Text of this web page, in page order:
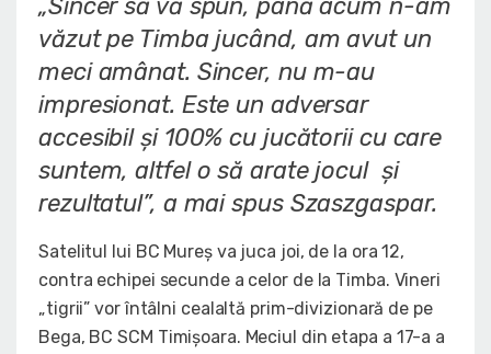
„Sincer să vă spun, până acum n-am
văzut pe Timba jucând, am avut un
meci amânat. Sincer, nu m-au
impresionat. Este un adversar
accesibil și 100% cu jucătorii cu care
suntem, altfel o să arate jocul și
rezultatul”, a mai spus Szaszgaspar.
Satelitul lui BC Mureș va juca joi, de la ora 12,
contra echipei secunde a celor de la Timba. Vineri
„tigrii” vor întâlni cealaltă prim-divizionară de pe
Bega, BC SCM Timișoara. Meciul din etapa a 17-a a